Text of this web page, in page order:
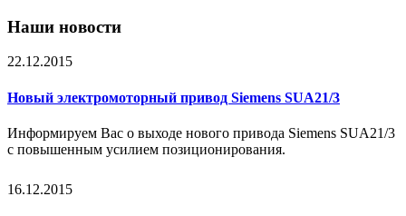
Наши новости
22.12.2015
Новый электромоторный привод Siemens SUA21/3
Информируем Вас о выходе нового привода Siemens SUA21/3
с повышенным усилием позиционирования.
16.12.2015